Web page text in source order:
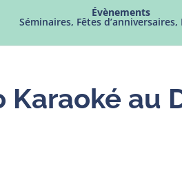
Évènements
Séminaires, Fêtes d’anniversaires,
Karaoké au